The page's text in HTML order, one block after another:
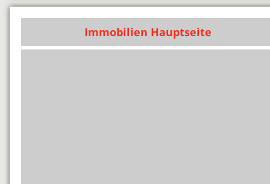
Immobilien Hauptseite